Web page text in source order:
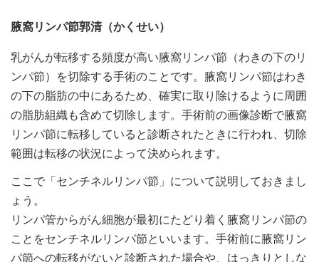
腋窩リンパ節郭清（かくせい）
乳がんが転移する頻度が高い腋窩リンパ節（わきの下のリ
ンパ節）を切除する手術のことです。腋窩リンパ節はわき
の下の脂肪の中にあるため、確実に取り除けるように周囲
の脂肪組織も含めて切除します。手術前の画像診断で腋窩
リンパ節に転移していると診断されたときに行われ、切除
範囲は転移の状況によって決められます。
ここで「センチネルリンパ節」について説明しておきまし
ょう。
リンパ管からがん細胞が最初にたどり着く腋窩リンパ節の
ことをセンチネルリンパ節といいます。手術前に腋窩リン
パ節への転移がないと診断された場合や、はっきりとしな